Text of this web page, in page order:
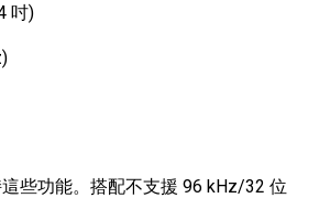
吋)
些功能。搭配不支援 96 kHz/32 位